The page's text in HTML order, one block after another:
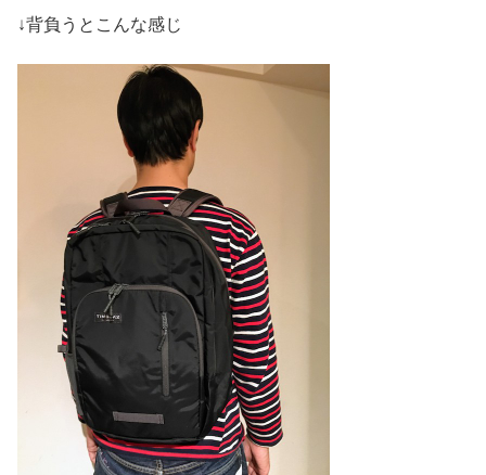
↓背負うとこんな感じ